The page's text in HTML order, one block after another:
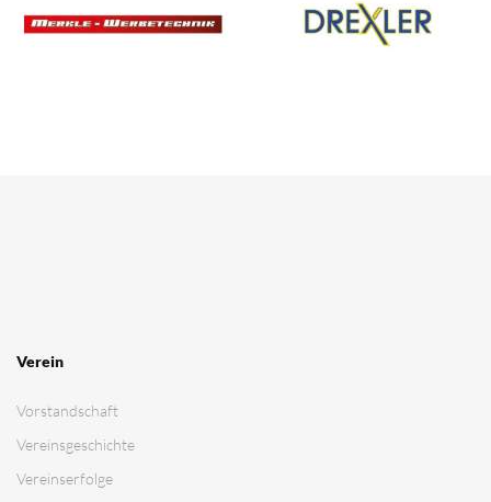
Verein
Vorstandschaft
Vereinsgeschichte
Vereinserfolge